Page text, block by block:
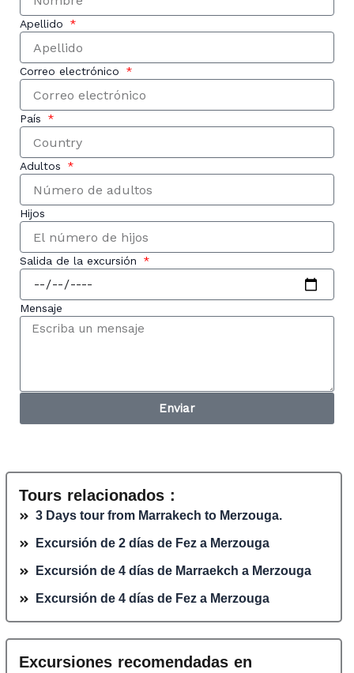
Apellido
Correo electrónico
País
Adultos
Hijos
Salida de la excursión
Mensaje
Enviar
Tours relacionados :
3 Days tour from Marrakech to Merzouga.
Excursión de 2 días de Fez a Merzouga
Excursión de 4 días de Marraekch a Merzouga
Excursión de 4 días de Fez a Merzouga
Excursiones recomendadas en